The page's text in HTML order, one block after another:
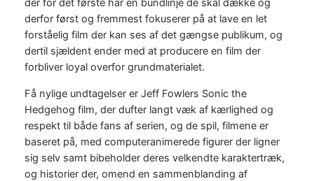
der for det første har en bundlinje de skal dække og
derfor først og fremmest fokuserer på at lave en let
forståelig film der kan ses af det gængse publikum, og
dertil sjældent ender med at producere en film der
forbliver loyal overfor grundmaterialet.
Få nylige undtagelser er Jeff Fowlers Sonic the
Hedgehog film, der dufter langt væk af kærlighed og
respekt til både fans af serien, og de spil, filmene er
baseret på, med computeranimerede figurer der ligner
sig selv samt bibeholder deres velkendte karaktertræk,
og historier der, omend en sammenblanding af